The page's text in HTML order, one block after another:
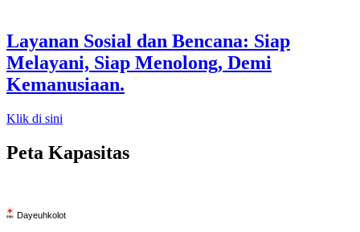
Layanan Sosial dan Bencana: Siap
Melayani, Siap Menolong, Demi
Kemanusiaan.
Klik di sini
Peta Kapasitas
Dayeuhkolot